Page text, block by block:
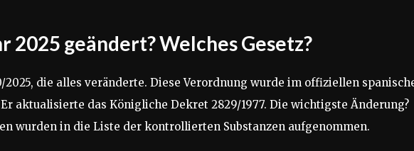
2025 geändert? Welches Gesetz?
2025, die alles veränderte. Diese Verordnung wurde im offiziellen
aktualisierte das Königliche Dekret 2829/1977. Die wichtigste Änderung?
wurden in die Liste der kontrollierten Substanzen aufgenommen.